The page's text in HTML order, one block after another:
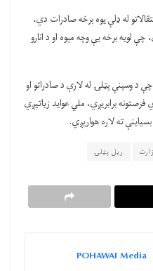
له ډلې یوه برخه صادرات دي،
شوي، چې لويه برخه یې وچه مېوه او د انارو
د وسپنې پټلۍ له لارې د صادراتو او
فرصتونه برابریږي، ملي عواید زياتيږي
ته لاره هواریږي.
ریل پټلۍ
POHAWAI Media